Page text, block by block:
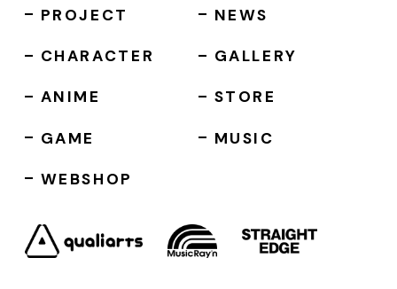
PROJECT
CHARACTER
ANIME
GAME
WEBSHOP
NEWS
GALLERY
STORE
MUSIC